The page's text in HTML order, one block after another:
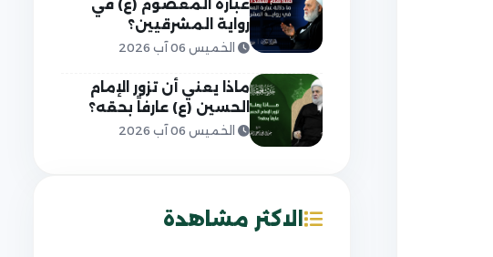
عبارة المعصوم (ع) في
رواية المشرقيين؟
الخميس 06 آب 2026
ماذا يعني أن تزور الإمام
الحسين (ع) عارفاً بحقه؟
الخميس 06 آب 2026
الاكثر مشاهدة